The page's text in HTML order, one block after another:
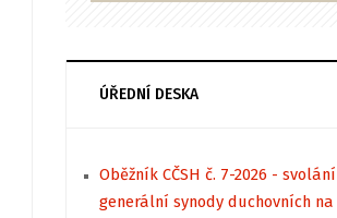
ÚŘEDNÍ DESKA
Oběžník CČSH č. 7-2026 - svolání
generální synody duchovních na